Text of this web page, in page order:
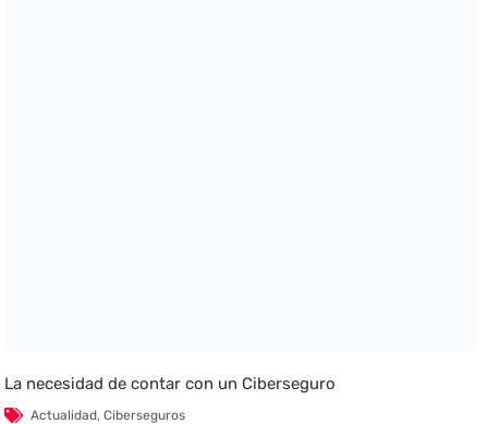
La necesidad de contar con un Ciberseguro
Actualidad,Ciberseguros